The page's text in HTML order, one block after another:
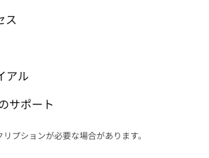
ス
アル
サポート
プションが必要な場合があります。